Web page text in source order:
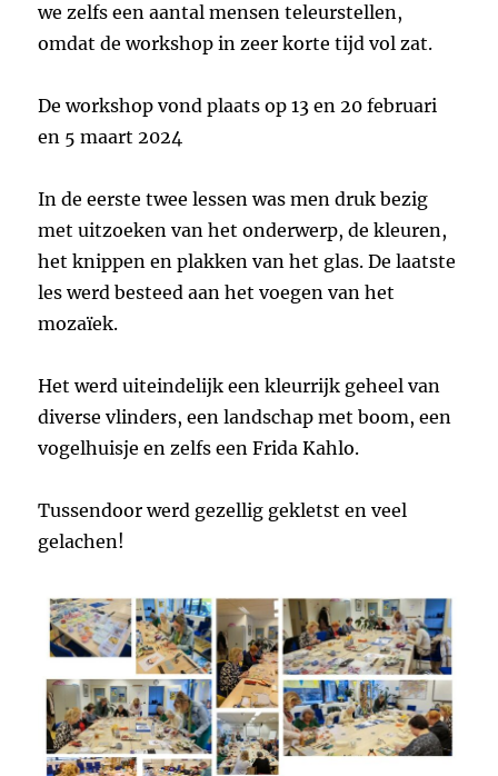
we zelfs een aantal mensen teleurstellen,
omdat de workshop in zeer korte tijd vol zat.
De workshop vond plaats op 13 en 20 februari
en 5 maart 2024
In de eerste twee lessen was men druk bezig
met uitzoeken van het onderwerp, de kleuren,
het knippen en plakken van het glas. De laatste
les werd besteed aan het voegen van het
mozaïek.
Het werd uiteindelijk een kleurrijk geheel van
diverse vlinders, een landschap met boom, een
vogelhuisje en zelfs een Frida Kahlo.
Tussendoor werd gezellig gekletst en veel
gelachen!